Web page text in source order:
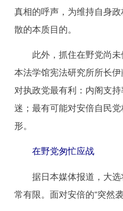
真相的呼声，为维持自身
散的本质目的。
此外，抓住在野党尚未
本法学馆宪法研究所所长
对执政党最有利：内阁支
迷；最有可能对安倍自民
形。
在野党匆忙应战
据日本媒体报道，大选
常有限。面对安倍的“突然